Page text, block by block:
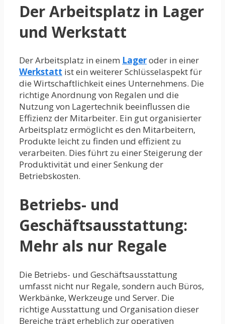
Der Arbeitsplatz in Lager
und Werkstatt
Der Arbeitsplatz in einem Lageroder in einer
Werkstatt ist ein weiterer Schlüsselaspekt für
die Wirtschaftlichkeit eines Unternehmens. Die
richtige Anordnung von Regalen und die
Nutzung von Lagertechnik beeinflussen die
Effizienz der Mitarbeiter. Ein gut organisierter
Arbeitsplatz ermöglicht es den Mitarbeitern,
Produkte leicht zu finden und effizient zu
verarbeiten. Dies führt zu einer Steigerung der
Produktivität und einer Senkung der
Betriebskosten.
Betriebs- und
Geschäftsausstattung:
Mehr als nur Regale
Die Betriebs- und Geschäftsausstattung
umfasst nicht nur Regale, sondern auch Büros,
Werkbänke, Werkzeuge und Server. Die
richtige Ausstattung und Organisation dieser
Bereiche trägt erheblich zur operativen